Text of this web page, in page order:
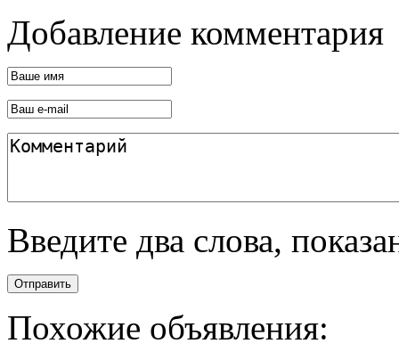
Добавление комментария
Введите два слова,
Отправить
Похожие объявления: